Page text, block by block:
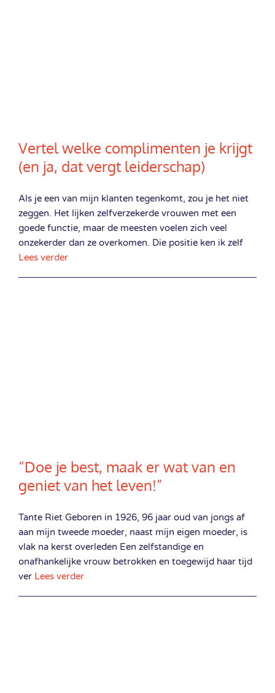
Vertel welke complimenten je krijgt
(en ja, dat vergt leiderschap)
Als je een van mijn klanten tegenkomt, zou je het niet
zeggen. Het lijken zelfverzekerde vrouwen met een
goede functie, maar de meesten voelen zich veel
onzekerder dan ze overkomen. Die positie ken ik zelf
Lees verder
“Doe je best, maak er wat van en
geniet van het leven!”
Tante Riet Geboren in 1926, 96 jaar oud van jongs af
aan mijn tweede moeder, naast mijn eigen moeder, is
vlak na kerst overleden Een zelfstandige en
onafhankelijke vrouw betrokken en toegewijd haar tijd
ver Lees verder